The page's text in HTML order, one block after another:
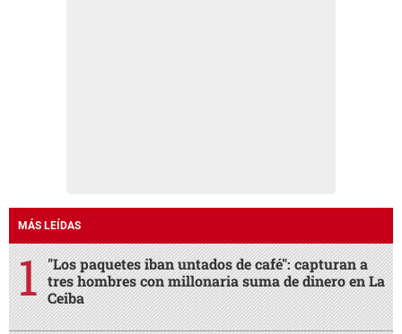
MÁS LEÍDAS
"Los paquetes iban untados de café": capturan a
tres hombres con millonaria suma de dinero en La
Ceiba